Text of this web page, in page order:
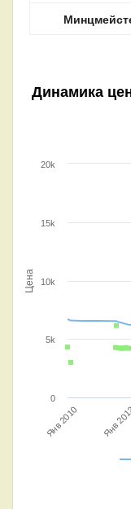
Динамика
Цена
Янв 2010 Янв
0
5k
10k
15k
20k